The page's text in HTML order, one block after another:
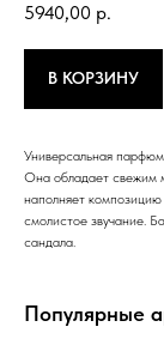
5940,00 р.
В КОРЗИНУ
Универсальная
Она обладает свежим
наполняет
смолистое звучание.
сандала.
Популярные